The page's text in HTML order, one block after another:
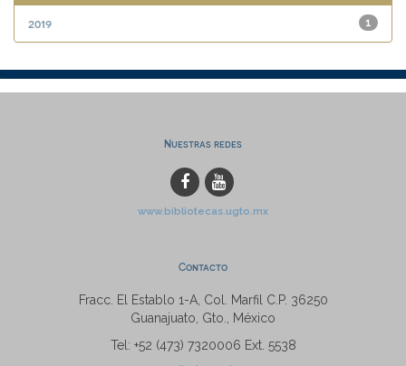
1
2019
Nuestras redes
www.bibliotecas.ugto.mx
Contacto
Fracc. El Establo 1-A, Col. Marfil C.P. 36250
Guanajuato, Gto., México
Tel: +52 (473) 7320006 Ext. 5538